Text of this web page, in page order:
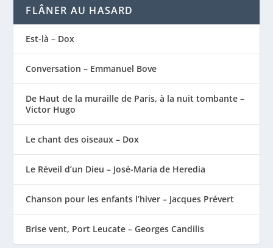
FLÂNER AU HASARD
Est-là – Dox
Conversation – Emmanuel Bove
De Haut de la muraille de Paris, à la nuit tombante –
Victor Hugo
Le chant des oiseaux – Dox
Le Réveil d’un Dieu – José-Maria de Heredia
Chanson pour les enfants l’hiver – Jacques Prévert
Brise vent, Port Leucate – Georges Candilis